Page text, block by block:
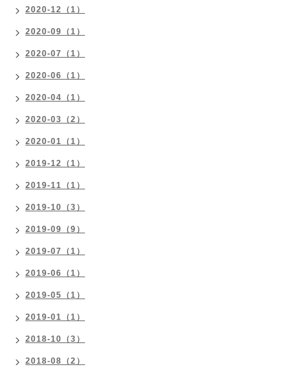
2020-12（1）
2020-09（1）
2020-07（1）
2020-06（1）
2020-04（1）
2020-03（2）
2020-01（1）
2019-12（1）
2019-11（1）
2019-10（3）
2019-09（9）
2019-07（1）
2019-06（1）
2019-05（1）
2019-01（1）
2018-10（3）
2018-08（2）